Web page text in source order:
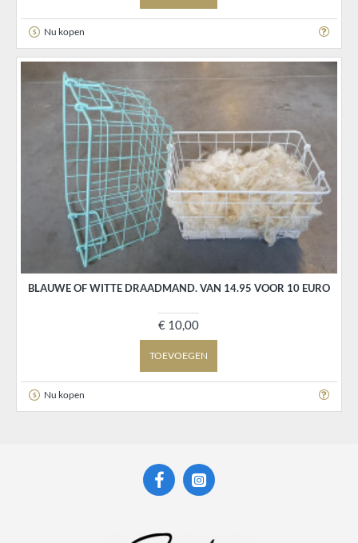
Nu kopen
BLAUWE OF WITTE DRAADMAND. VAN 14.95 VOOR 10 EURO
€ 10,00
TOEVOEGEN
Nu kopen